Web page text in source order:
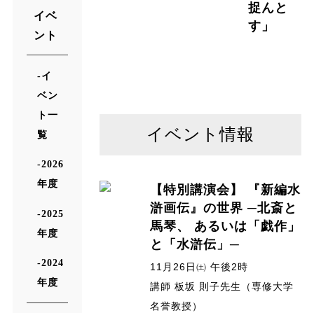
捉んと
す」
イベント情報
【特別講演会】 『新編水
滸画伝』の世界 ─北斎と
馬琴、 あるいは「戯作」
と「水滸伝」─
11月26日㈯ 午後2時
講師 板坂 則子先生（専修大学
名誉教授）
イベ
ント
イ
ベン
ト一
覧
2026
年度
2025
年度
2024
年度